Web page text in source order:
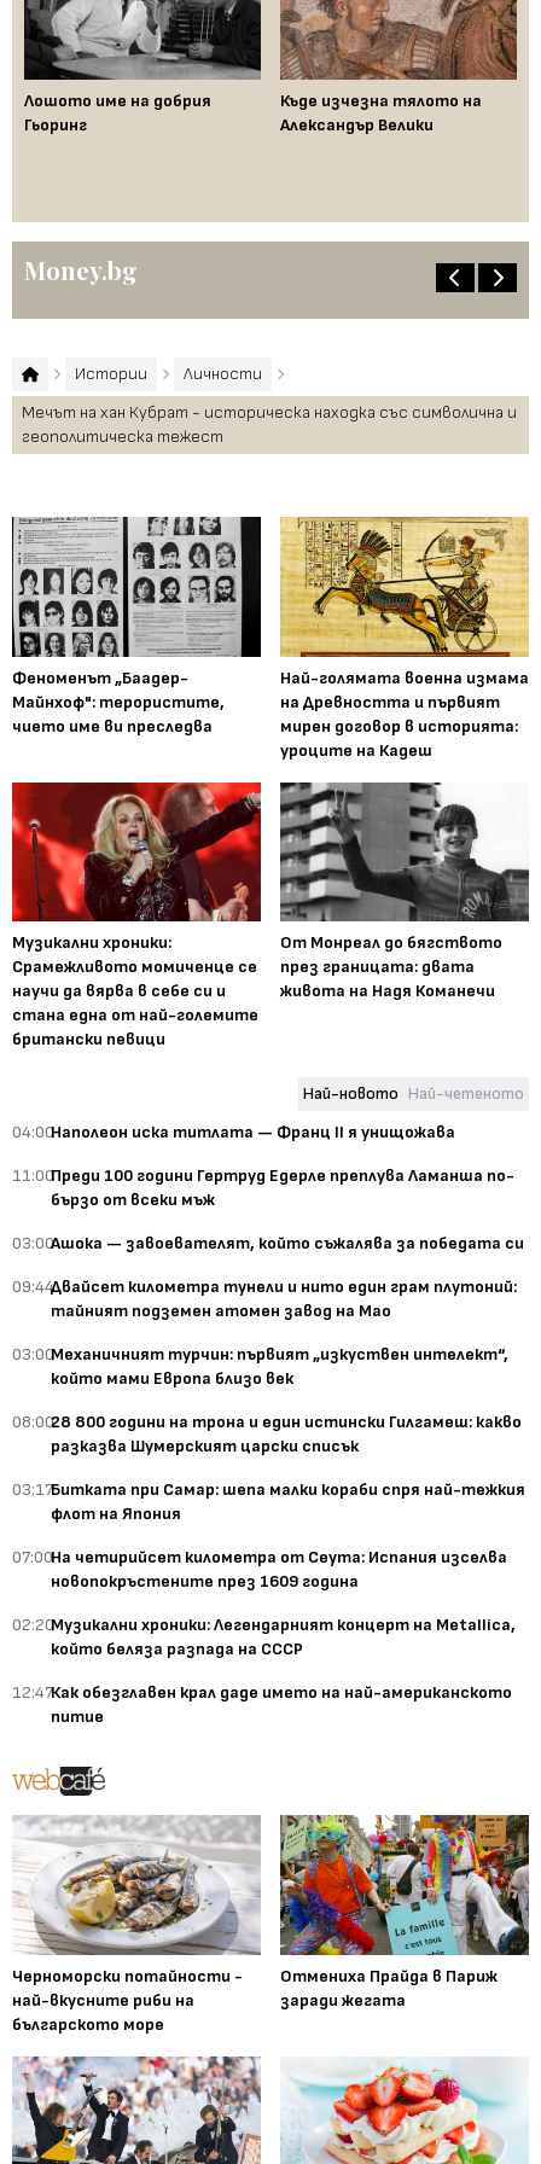
Лошото име на добрия
Гьоринг
Къде изчезна тялото на
Александър Велики
Money.bg
Истории
Личности
Мечът на хан Кубрат - историческа находка със символична и
геополитическа тежест
Феноменът „Баадер-
Майнхоф": терористите,
чието име ви преследва
Най-голямата военна измама
на Древността и първият
мирен договор в историята:
уроците на Кадеш
Музикални хроники:
Срамежливото момиченце се
научи да вярва в себе си и
стана една от най-големите
британски певици
От Монреал до бягството
през границата: двата
живота на Надя Команечи
Най-новото Най-четеното
04:00Наполеон иска титлата — Франц II я унищожава
11:00Преди 100 години Гертруд Едерле преплува Ламанша по-
бързо от всеки мъж
03:00Ашока — завоевателят, който съжалява за победата си
09:44Двайсет километра тунели и нито един грам плутоний:
тайният подземен атомен завод на Мао
03:00Механичният турчин: първият „изкуствен интелект“,
който мами Европа близо век
08:0028 800 години на трона и един истински Гилгамеш: какво
разказва Шумерският царски списък
03:17Битката при Самар: шепа малки кораби спря най-тежкия
флот на Япония
07:00На четирийсет километра от Сеута: Испания изселва
новопокръстените през 1609 година
02:20Музикални хроники: Легендарният концерт на Metallica,
който беляза разпада на СССР
12:47Как обезглавен крал даде името на най-американското
питие
Черноморски потайности -
най-вкусните риби на
българското море
Отмениха Прайда в Париж
заради жегата